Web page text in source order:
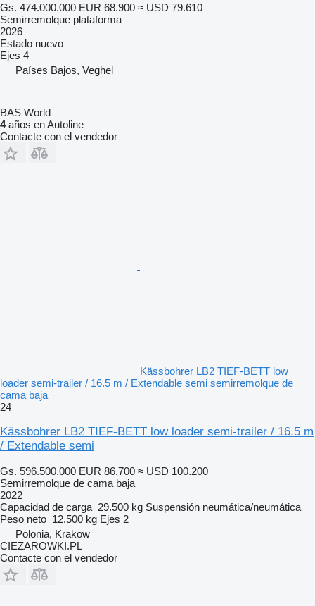
Gs. 474.000.000 EUR 68.900 ≈ USD 79.610
Semirremolque plataforma
2026
Estado nuevo
Ejes 4
Países Bajos, Veghel
BAS World
4años en Autoline
Contacte con el vendedor
Kässbohrer LB2 TIEF-BETT low
loader semi-trailer / 16.5 m / Extendable semi semirremolque de
cama baja
24
Kässbohrer LB2 TIEF-BETT low loader semi-trailer / 16.5 m
/ Extendable semi
Gs. 596.500.000 EUR 86.700 ≈ USD 100.200
Semirremolque de cama baja
2022
Capacidad de carga 29.500 kg Suspensión neumática/neumática
Peso neto 12.500 kg Ejes 2
Polonia, Krakow
CIEZAROWKI.PL
Contacte con el vendedor